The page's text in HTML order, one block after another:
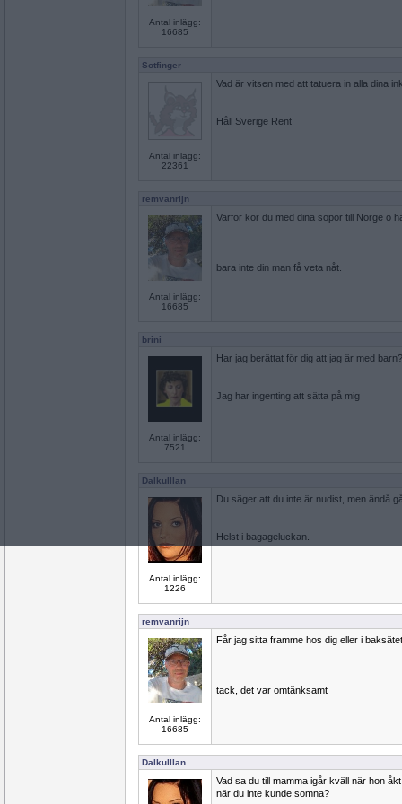
Antal inlägg:
16685
Sotfinger
Antal inlägg:
22361
Vad är vitsen med att tatuera in alla dina
Håll Sverige Rent
remvanrijn
Antal inlägg:
16685
Varför kör du med dina sopor till Norge o
bara inte din man få veta nåt.
brini
Antal inlägg:
7521
Har jag berättat för dig att jag är med barn?
Jag har ingenting att sätta på mig
Dalkulllan
Antal inlägg:
1226
Du säger att du inte är nudist, men ändå
Helst i bagageluckan.
remvanrijn
Antal inlägg:
16685
Får jag sitta framme hos dig eller i
tack, det var omtänksamt
Dalkulllan
Vad sa du till mamma igår kväll när hon
när du inte kunde somna?